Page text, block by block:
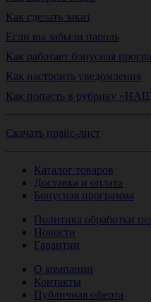
Как сделать заказ
Если вы забыли пароль
Как работает бонусная
Как настроить уведомления
Как попасть в рубрику
Скачать прайс-лист
Каталог товаров
Доставка и оплата
Бонусная программа
Политика обработки
Новости
Гарантии
О компании
Контакты
Публичная оферта